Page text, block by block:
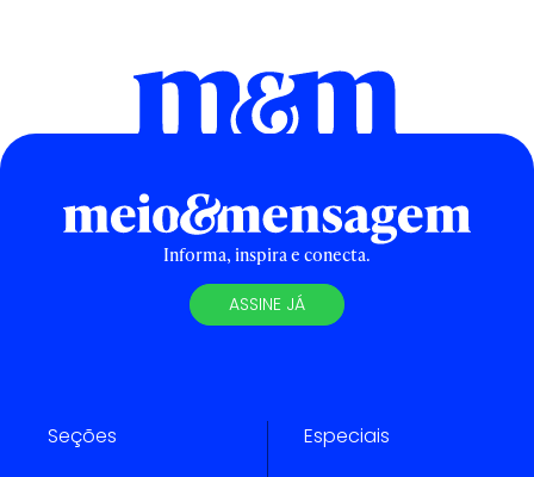
Informa, inspira e conecta.
ASSINE JÁ
Seções Especiais